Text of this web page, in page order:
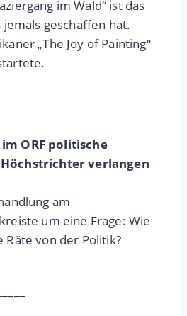
im Wald“ ist das
jemals geschaffen hat.
„The Joy of Painting“
ORF politische
Höchstrichter verlangen
am
um eine Frage: Wie
Räte von der Politik?